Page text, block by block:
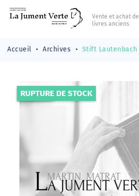
Vente et achat de
livres anciens
Accueil Archives Stift Lautenbach
-20,00 €
RUPTURE DE STOCK